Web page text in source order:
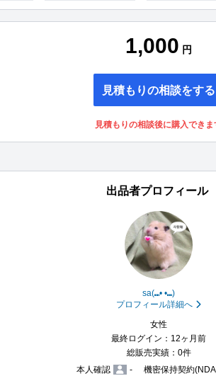
1,000 円
見積もりの相談をする
見積もりの相談後に購入できま
出品者プロフィール
sa(⑉• •⑉)
プロフィール詳細へ
女性
最終ログイン：12ヶ月前
総販売実績：0件
本人確認
- 機密保持契約